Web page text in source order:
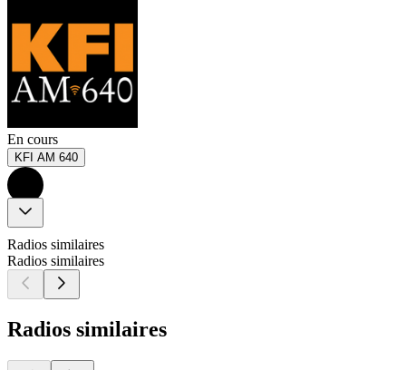
En cours
KFI AM 640
Radios similaires
Radios similaires
Radios similaires